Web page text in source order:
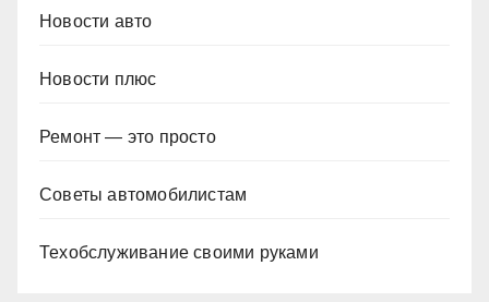
Новости авто
Новости плюс
Ремонт — это просто
Советы автомобилистам
Техобслуживание своими руками